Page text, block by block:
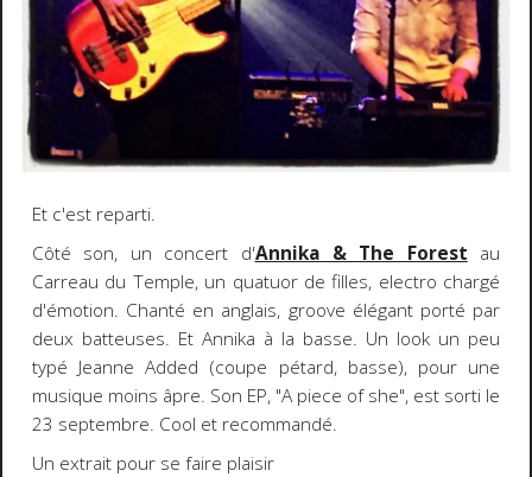
Et c'est reparti.
Côté son, un concert d'Annika & The Forest au
Carreau du Temple, un quatuor de filles, electro chargé
d'émotion. Chanté en anglais, groove élégant porté par
deux batteuses. Et Annika à la basse. Un look un peu
typé Jeanne Added (coupe pétard, basse), pour une
musique moins âpre. Son EP, "A piece of she", est sorti le
23 septembre. Cool et recommandé.
Un extrait pour se faire plaisir